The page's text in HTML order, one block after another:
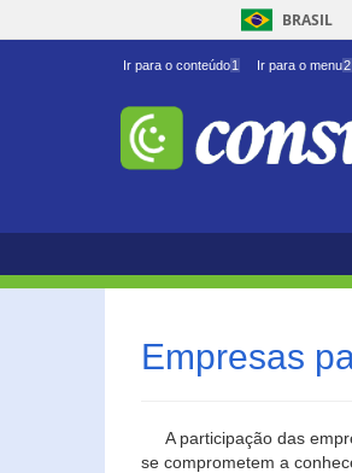
BRASIL
Ir para o conteúdo1 Ir para o menu2
Empresas
A participação das
se comprometem a